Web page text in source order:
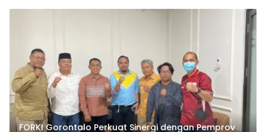
FORKI Gorontalo Perkuat Sinergi dengan Pemprov